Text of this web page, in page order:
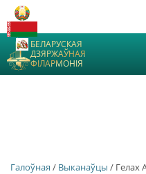
БЕЛАРУСКАЯ
ДЗЯРЖАЎНАЯ
ФІЛАРМОНІЯ
Галоўная / Выканаўцы / Гелах